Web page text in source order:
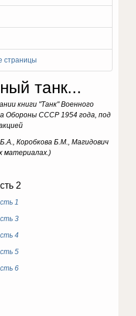
страницы
танк...
книги "Танк" Военного
Обороны СССР 1954 года, под
Коробкова Б.М., Магидович
материалах.)
2
1
3
4
5
6